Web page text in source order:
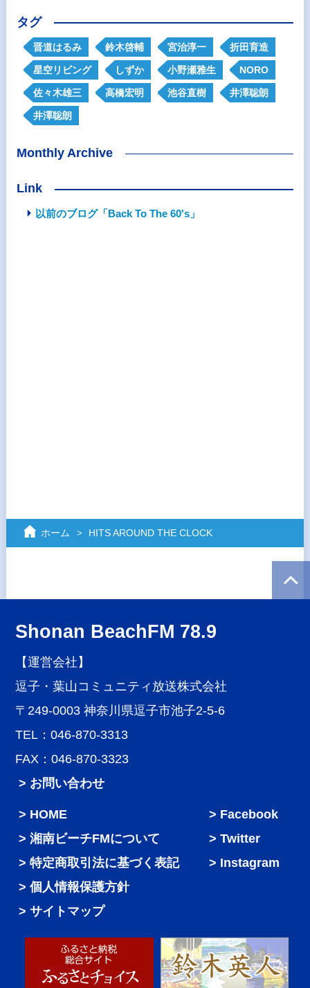
タグ
晋道はるみ 鈴木啓輔 宮治淳一 折田育造
星空リビング しずか 小野瀬雅生 NORO
佐々木雄三 高橋宏明 池谷直樹 井澤聡朗
井澤聡朗
Monthly Archive
Link
以前のブログ「Back To The 60's」
ホーム HITS AROUND THE CLOCK
Shonan BeachFM 78.9
【運営会社】
逗子・葉山コミュニティ放送株式会社
〒249-0003 神奈川県逗子市池子2-5-6
TEL：046-870-3313
FAX：046-870-3323
> お問い合わせ
HOME
湘南ビーチFMについて
特定商取引法に基づく表記
個人情報保護方針
サイトマップ
Facebook
Twitter
Instagram